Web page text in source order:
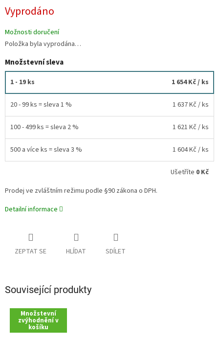
cena:
Vyprodáno
Možnosti doručení
Položka byla vyprodána…
Množstevní sleva
1 - 19 ks 1 654 Kč/ ks
20 - 99 ks = sleva 1 % 1 637 Kč / ks
100 - 499 ks = sleva 2 % 1 621 Kč / ks
500 a více ks = sleva 3 % 1 604 Kč / ks
Ušetříte 0 Kč
Prodej ve zvláštním režimu podle §90 zákona o DPH.
Detailní informace
ZEPTAT SE HLÍDAT SDÍLET
Související produkty
Množstevní
zvýhodnění v
košíku